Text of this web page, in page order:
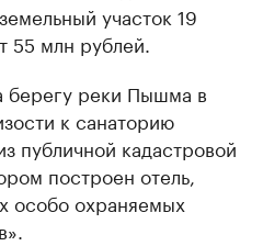
участок 19
55 млн рублей.
берегу реки Пышма в
к санаторию
публичной кадастровой
построен отель,
особо охраняемых